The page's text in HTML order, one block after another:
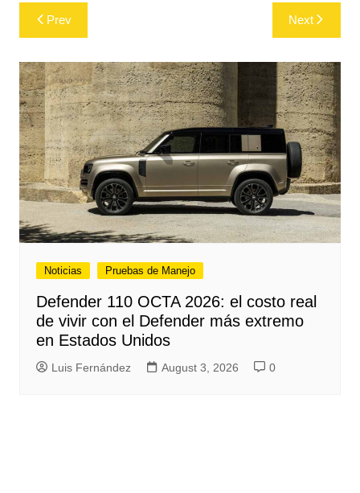
Post
navigation
Prev Next
Noticias Pruebas de Manejo
Defender 110 OCTA 2026: el costo real
de vivir con el Defender más extremo
en Estados Unidos
Luis Fernández August 3, 2026 0